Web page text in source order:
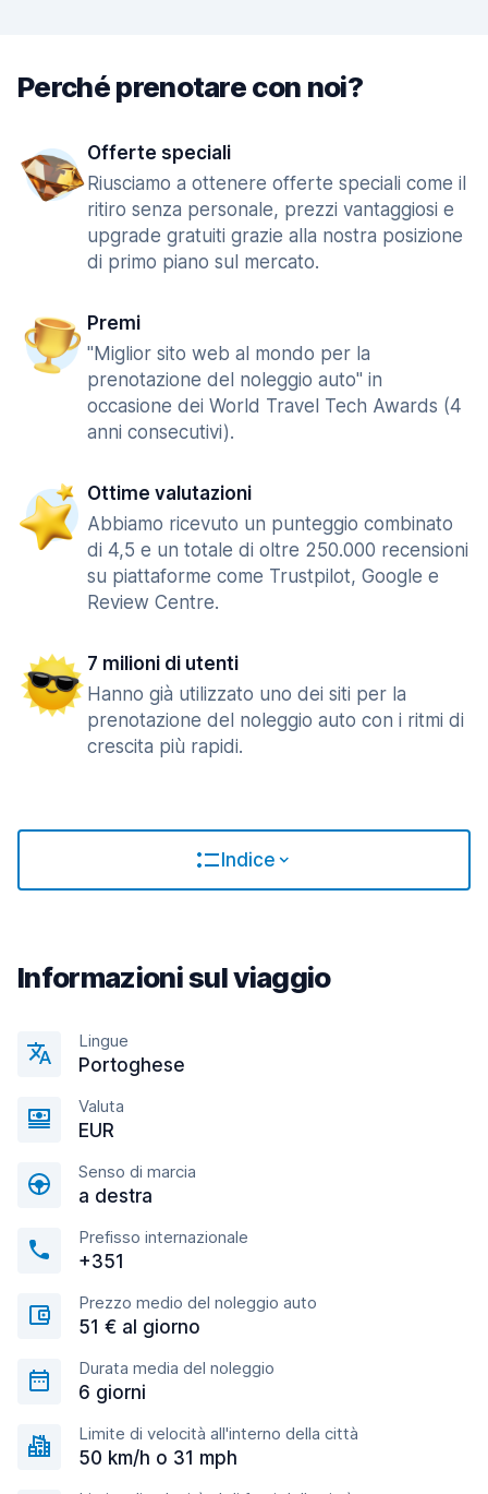
Perché prenotare con noi?
Offerte speciali
Riusciamo a ottenere offerte speciali come il
ritiro senza personale, prezzi vantaggiosi e
upgrade gratuiti grazie alla nostra posizione
di primo piano sul mercato.
Premi
"Miglior sito web al mondo per la
prenotazione del noleggio auto" in
occasione dei World Travel Tech Awards (4
anni consecutivi).
Ottime valutazioni
Abbiamo ricevuto un punteggio combinato
di 4,5 e un totale di oltre 250.000 recensioni
su piattaforme come Trustpilot, Google e
Review Centre.
7 milioni di utenti
Hanno già utilizzato uno dei siti per la
prenotazione del noleggio auto con i ritmi di
crescita più rapidi.
Indice
Informazioni sul viaggio
Lingue
Portoghese
Valuta
EUR
Senso di marcia
a destra
Prefisso internazionale
+351
Prezzo medio del noleggio auto
51 € al giorno
Durata media del noleggio
6 giorni
Limite di velocità all'interno della città
50 km/h o 31 mph